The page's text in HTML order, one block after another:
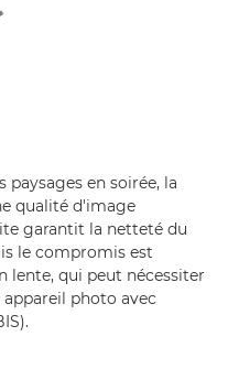
paysages en soirée, la
qualité d'image
garantit la netteté du
le compromis est
lente, qui peut nécessiter
photo avec